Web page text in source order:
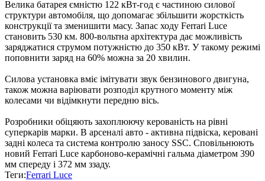
Велика батарея ємністю 122 кВт-год є частиною силової
структури автомобіля, що допомагає збільшити жорсткість
конструкції та зменишити масу. Запас ходу Ferrari Luce
становить 530 км. 800-вольтна архітектура дає можливість
заряджатися струмом потужністю до 350 кВт. У такому режимі
поповнити заряд на 60% можна за 20 хвилин.
Силова установка вміє імітувати звук бензинового двигуна,
також можна варіювати розподіл крутного моменту між
колесами чи відімкнути передню вісь.
Розробники обіцяють захоплюючу керованість на рівні
суперкарів марки. В арсеналі авто - активна підвіска, керовані
задні колеса та система контролю заносу SSC. Сповільнюють
новий Ferrari Luce карбоново-керамічні гальма діаметром 390
мм спереду і 372 мм ззаду.
Теги:Ferrari Luce